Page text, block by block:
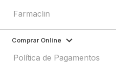
Farmaclin
Comprar Online
Política de Pagamentos